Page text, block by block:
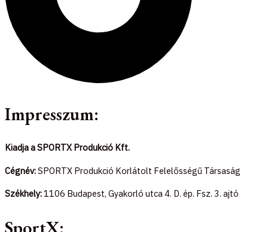
Impresszum:
Kiadja a SPORTX Produkció Kft.
Cégnév:SPORTX Produkció Korlátolt Felelősségű Társaság
Székhely:1106 Budapest, Gyakorló utca 4. D. ép. Fsz. 3. ajtó